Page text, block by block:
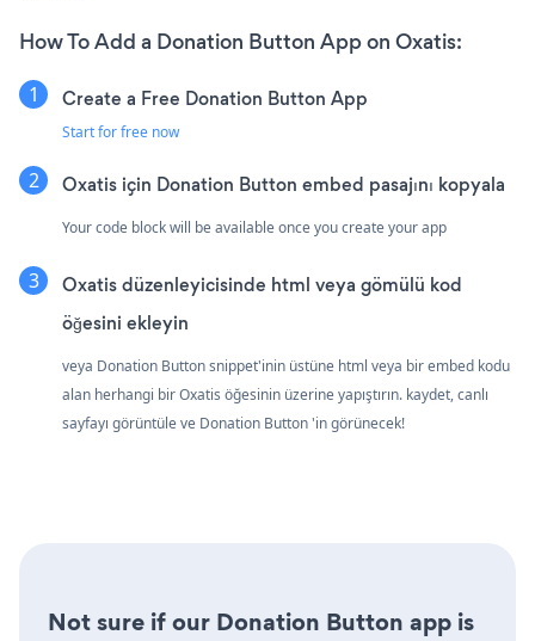
How To Add a Donation Button App on Oxatis:
Create a Free Donation Button App
Start for free now
Oxatis için Donation Button embed pasajını kopyala
Your code block will be available once you create your app
Oxatis düzenleyicisinde html veya gömülü kod
öğesini ekleyin
veya Donation Button snippet'inin üstüne html veya bir embed kodu
alan herhangi bir Oxatis öğesinin üzerine yapıştırın. kaydet, canlı
sayfayı görüntüle ve Donation Button 'in görünecek!
Not sure if our Donation Button app is